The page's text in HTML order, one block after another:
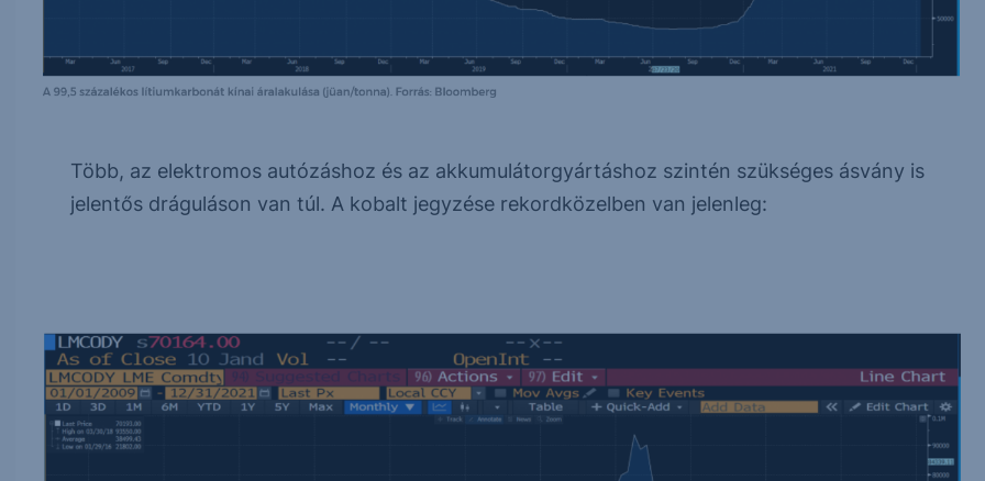
Több, az elektromos autózáshoz és az akkumulátorgyártáshoz szintén szükséges ásvány is
jelentős dráguláson van túl. A kobalt jegyzése rekordközelben van jelenleg: